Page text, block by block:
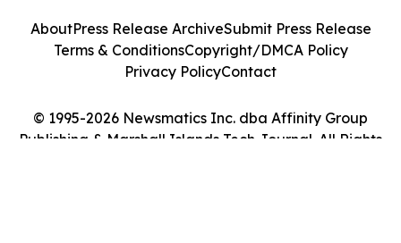
© 1995-2026 Newsmatics Inc. dba Affinity Group
Publishing & Marshall Islands Tech Journal. All Rights
AboutPress Release ArchiveSubmit Press Release
Terms & ConditionsCopyright/DMCA Policy
Privacy PolicyContact